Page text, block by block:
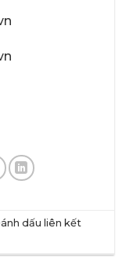
dấu liên kết